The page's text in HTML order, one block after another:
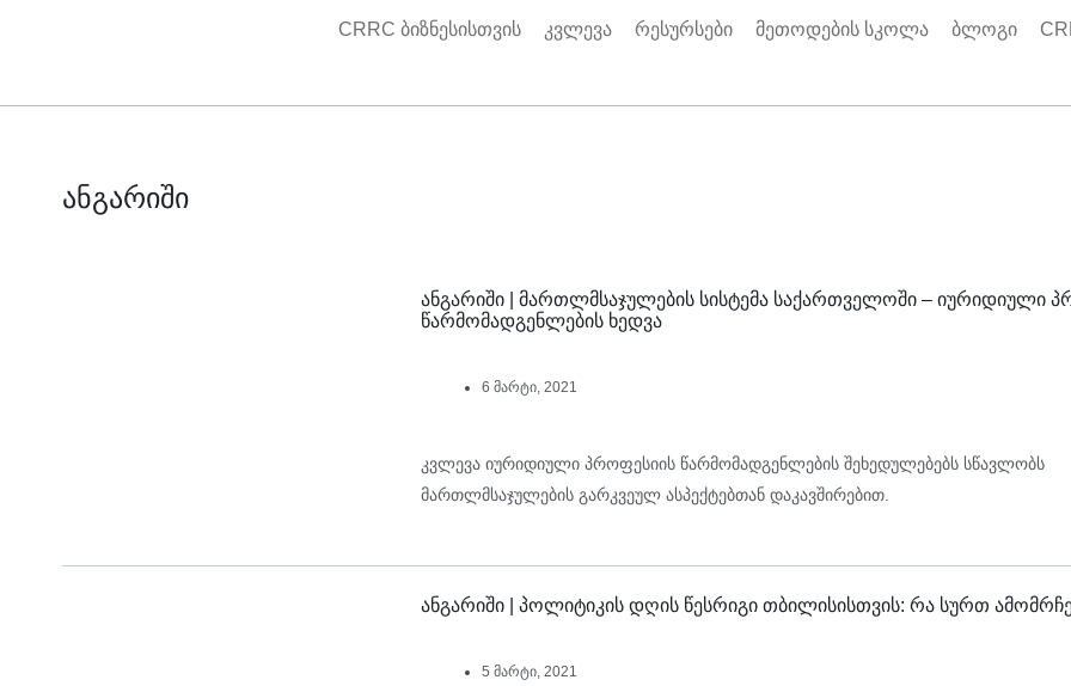
CRRC ბიზნესისთვის კვლევა რესურსები მეთოდების სკოლა ბლოგი
ანგარიში
ანგარიში | მართლმსაჯულების სისტემა საქართველოში – იურიდიული
წარმომადგენლების ხედვა
6 მარტი, 2021
კვლევა იურიდიული პროფესიის წარმომადგენლების შეხედულებებს სწავლობს
მართლმსაჯულების გარკვეულ ასპექტებთან დაკავშირებით.
ანგარიში | პოლიტიკის დღის წესრიგი თბილისისთვის: რა სურთ
5 მარტი, 2021